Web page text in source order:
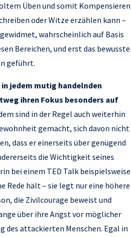
Üben und somit Kompensieren
oder Witze erzählen kann –
wahrscheinlich auf Basis
Bereichen, und erst das bewusste
geführt.
in jedem mutig handelnden
ihren Fokus besonders auf
sind in der Regel auch weiterhin
gemacht, sich davon nicht
dass er einerseits über genügend
die Wichtigkeit seines
bei einem TED Talk beispielsweise
Rede hält – sie legt nur eine höhere
die Zivilcourage beweist und
über ihre Angst vor möglicher
des attackierten Menschen. Egal in